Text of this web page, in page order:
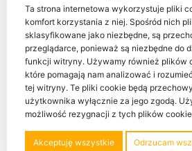
© 2026 Habiter sp. z o.o. NIP
Ta strona internetowa wykorzystuje pliki
komfort korzystania z niej. Spośród nich
sklasyfikowane jako niezbędne, są
przeglądarce, ponieważ są niezbędne do
funkcji witryny. Używamy również plików
które pomagają nam analizować i
tej witryny. Te pliki cookie będą
użytkownika wyłącznie za jego zgodą.
możliwość rezygnacji z tych plików
Akceptuję wszystkie Odrzucam